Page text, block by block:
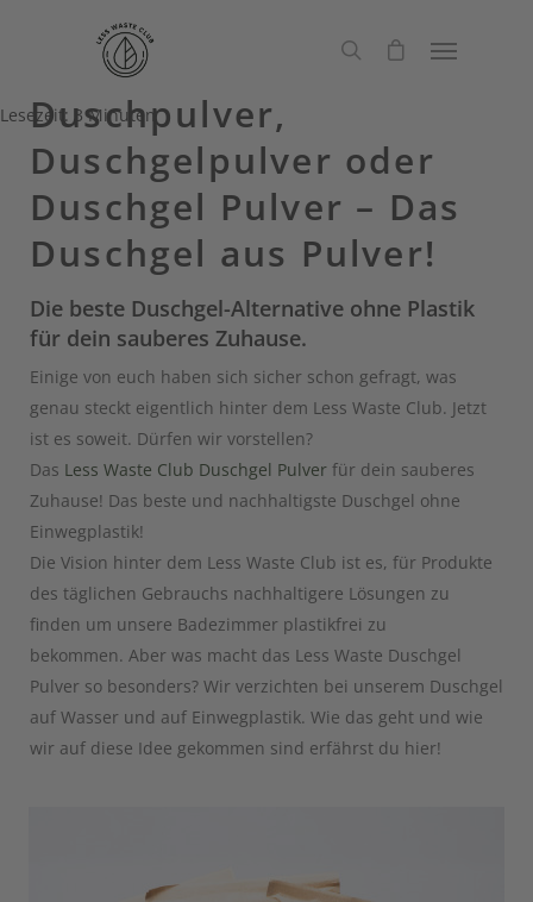
Lesezeit: 3 Minuten
Duschpulver,
Duschgelpulver oder
Duschgel Pulver – Das
Duschgel aus Pulver!
Die beste Duschgel-Alternative ohne Plastik
für dein sauberes Zuhause.
Einige von euch haben sich sicher schon gefragt, was
genau steckt eigentlich hinter dem Less Waste Club. Jetzt
ist es soweit. Dürfen wir vorstellen?
Das Less Waste Club Duschgel Pulver für dein sauberes
Zuhause! Das beste und nachhaltigste Duschgel ohne
Einwegplastik!
Die Vision hinter dem Less Waste Club ist es, für Produkte
des täglichen Gebrauchs nachhaltigere Lösungen zu
finden um unsere Badezimmer plastikfrei zu
bekommen. Aber was macht das Less Waste Duschgel
Pulver so besonders? Wir verzichten bei unserem Duschgel
auf Wasser und auf Einwegplastik. Wie das geht und wie
wir auf diese Idee gekommen sind erfährst du hier!